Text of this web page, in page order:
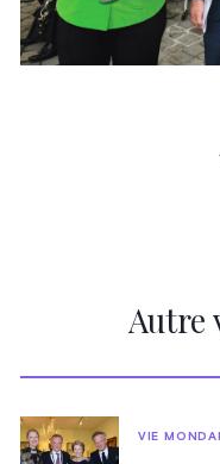
Autre
VIE